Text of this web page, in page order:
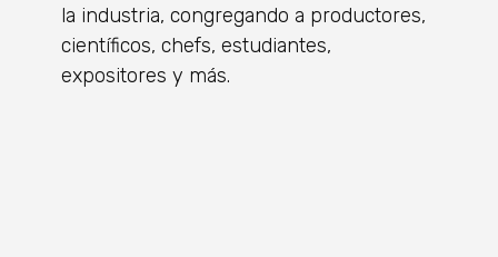
la industria, congregando a productores,
científicos, chefs, estudiantes,
expositores y más.